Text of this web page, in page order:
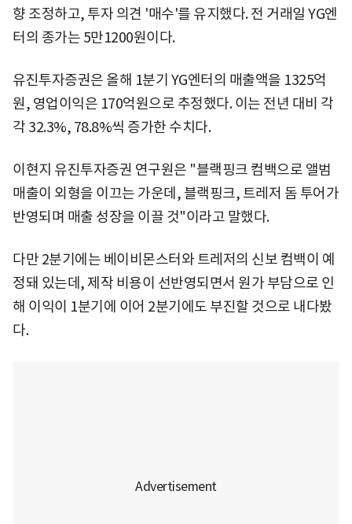
향 조정하고, 투자 의견 '매수'를 유지했다. 전 거래일 YG엔
터의 종가는 5만1200원이다.
유진투자증권은 올해 1분기 YG엔터의 매출액을 1325억
원, 영업이익은 170억원으로 추정했다. 이는 전년 대비 각
각 32.3%, 78.8%씩 증가한 수치다.
이현지 유진투자증권 연구원은 "블랙핑크 컴백으로 앨범
매출이 외형을 이끄는 가운데, 블랙핑크, 트레저 돔 투어가
반영되며 매출 성장을 이끌 것"이라고 말했다.
다만 2분기에는 베이비몬스터와 트레저의 신보 컴백이 예
정돼 있는데, 제작 비용이 선반영되면서 원가 부담으로 인
해 이익이 1분기에 이어 2분기에도 부진할 것으로 내다봤
다.